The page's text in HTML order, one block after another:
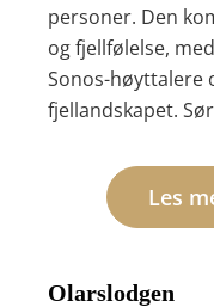
personer. Den
og fjellfølelse,
Sonos-høyttalere
fjellandskapet.
Les
Olarslodgen